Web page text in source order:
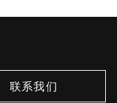
联系我们